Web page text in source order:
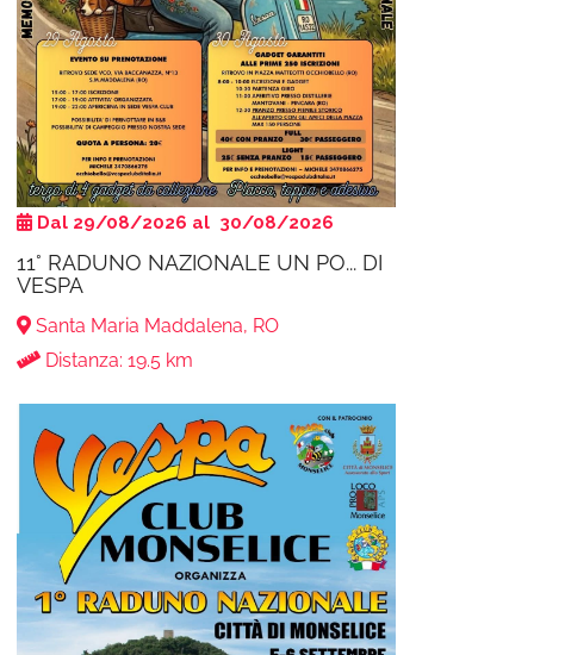
Dal 29/08/2026 al 30/08/2026
11° RADUNO NAZIONALE UN PO... DI
VESPA
Santa Maria Maddalena, RO
Distanza: 19.5 km